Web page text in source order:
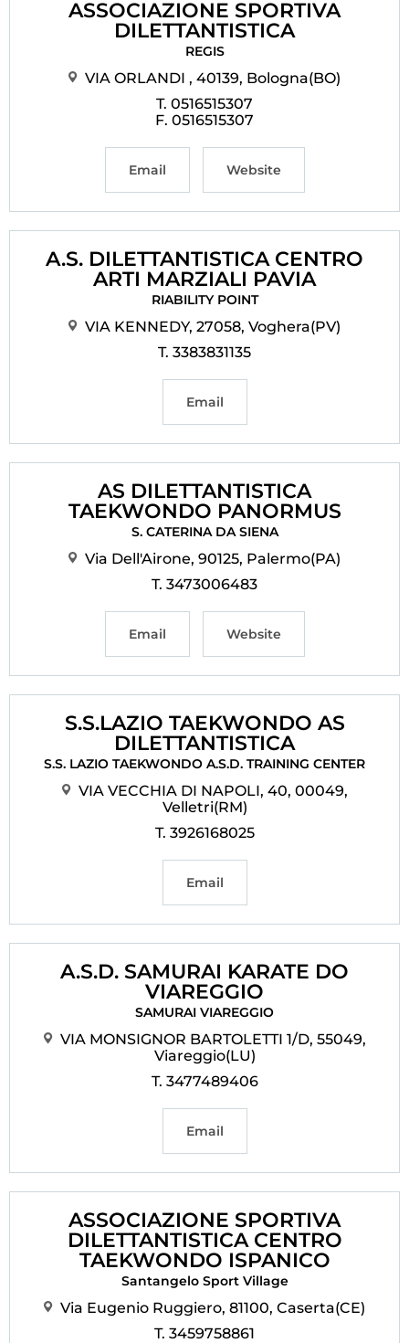
ASSOCIAZIONE SPORTIVA
DILETTANTISTICA
REGIS
VIA ORLANDI , 40139, Bologna(BO)
T. 0516515307
F. 0516515307
Email Website
A.S. DILETTANTISTICA CENTRO
ARTI MARZIALI PAVIA
RIABILITY POINT
VIA KENNEDY, 27058, Voghera(PV)
T. 3383831135
Email
AS DILETTANTISTICA
TAEKWONDO PANORMUS
S. CATERINA DA SIENA
Via Dell'Airone, 90125, Palermo(PA)
T. 3473006483
Email Website
S.S.LAZIO TAEKWONDO AS
DILETTANTISTICA
S.S. LAZIO TAEKWONDO A.S.D. TRAINING CENTER
VIA VECCHIA DI NAPOLI, 40, 00049,
Velletri(RM)
T. 3926168025
Email
A.S.D. SAMURAI KARATE DO
VIAREGGIO
SAMURAI VIAREGGIO
VIA MONSIGNOR BARTOLETTI 1/D, 55049,
Viareggio(LU)
T. 3477489406
Email
ASSOCIAZIONE SPORTIVA
DILETTANTISTICA CENTRO
TAEKWONDO ISPANICO
Santangelo Sport Village
Via Eugenio Ruggiero, 81100, Caserta(CE)
T. 3459758861